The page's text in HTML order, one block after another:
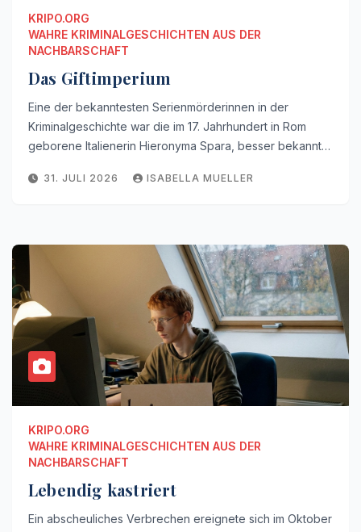
KRIPO.ORG
WAHRE KRIMINALGESCHICHTEN AUS DER
NACHBARSCHAFT
Das Giftimperium
Eine der bekanntesten Serienmörderinnen in der
Kriminalgeschichte war die im 17. Jahrhundert in Rom
geborene Italienerin Hieronyma Spara, besser bekannt…
31. JULI 2026 ISABELLA MUELLER
KRIPO.ORG
WAHRE KRIMINALGESCHICHTEN AUS DER
NACHBARSCHAFT
Lebendig kastriert
Ein abscheuliches Verbrechen ereignete sich im Oktober